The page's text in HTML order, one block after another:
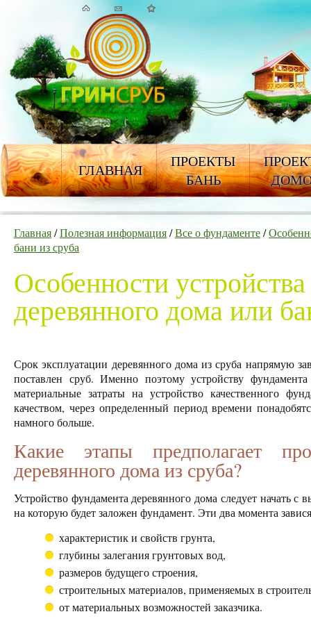
ГЛАВНАЯ
ПРОЕКТЫ
БАНЬ
Главная/Полезная информация/Все о фундаменте/
бани из сруба
Особенности
деревянного дома или
Срок эксплуатации деревянного дома из сруба напрямую
поставлен сруб. Именно поэтому устройству
материальные затраты на устройство качественного
качеством, через определенный период времени
намного больше.
Какие этапы предполагает
деревянного дома из сруба?
Устройство фундамента деревянного дома следует начать с
на которую будет заложен фундамент. Эти два момента
характеристик и свойств грунта,
глубины залегания грунтовых вод,
размеров будущего строения,
строительных материалов, применяемых в
от материальных возможностей заказчика.